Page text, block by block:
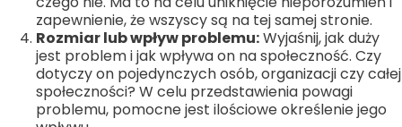
zapewnienie, że wszyscy są na tej samej stronie.
Rozmiar lub wpływ problemu:Wyjaśnij, jak duży
jest problem i jak wpływa on na społeczność. Czy
dotyczy on pojedynczych osób, organizacji czy całej
społeczności? W celu przedstawienia powagi
problemu, pomocne jest ilościowe określenie jego